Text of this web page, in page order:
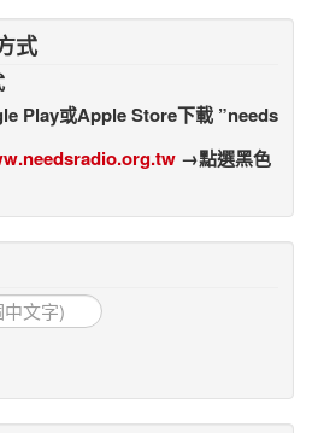
式
Play或Apple Store下載 ”needs
→點選黑色